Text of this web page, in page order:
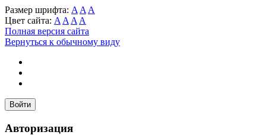
Размер шрифта: A A A
Цвет сайта: A A A A
Полная версия сайта
Вернуться к обычному виду
Войти
Авторизация